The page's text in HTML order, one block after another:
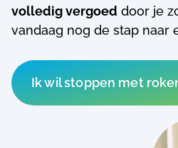
volledig vergoed door je
vandaag nog de stap naar
Ik wil stoppen met